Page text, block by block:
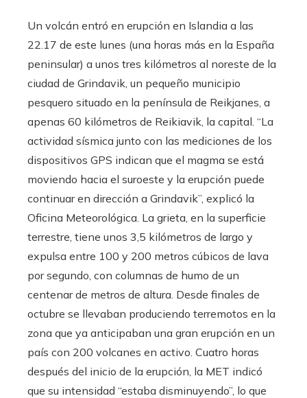
Un volcán entró en erupción en Islandia a las
22.17 de este lunes (una horas más en la España
peninsular) a unos tres kilómetros al noreste de la
ciudad de Grindavik, un pequeño municipio
pesquero situado en la península de Reikjanes, a
apenas 60 kilómetros de Reikiavik, la capital. “La
actividad sísmica junto con las mediciones de los
dispositivos GPS indican que el magma se está
moviendo hacia el suroeste y la erupción puede
continuar en dirección a Grindavik”, explicó la
Oficina Meteorológica. La grieta, en la superficie
terrestre, tiene unos 3,5 kilómetros de largo y
expulsa entre 100 y 200 metros cúbicos de lava
por segundo, con columnas de humo de un
centenar de metros de altura. Desde finales de
octubre se llevaban produciendo terremotos en la
zona que ya anticipaban una gran erupción en un
país con 200 volcanes en activo. Cuatro horas
después del inicio de la erupción, la MET indicó
que su intensidad “estaba disminuyendo”, lo que